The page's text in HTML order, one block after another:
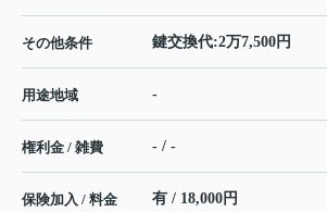
その他条件 鍵交換代:2万7,500円
用途地域 -
権利金 / 雑費 - / -
保険加入 / 料金 有 / 18,000円